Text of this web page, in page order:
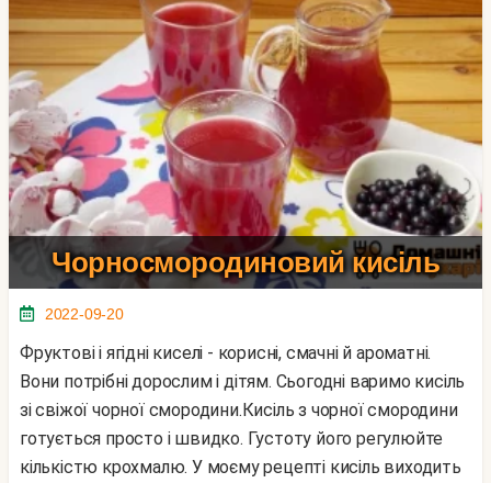
Чорносмородиновий кисіль
2022-09-20
Фруктові і ягідні киселі - корисні, смачні й ароматні.
Вони потрібні дорослим і дітям. Сьогодні варимо кисіль
зі свіжої чорної смородини.Кисіль з чорної смородини
готується просто і швидко. Густоту його регулюйте
кількістю крохмалю. У моєму рецепті кисіль виходить